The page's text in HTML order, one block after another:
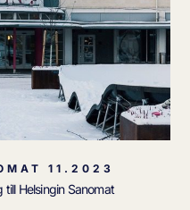
11.2023
Helsingin Sanomat